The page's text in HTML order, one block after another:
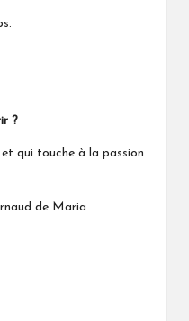
?
qui touche à la passion